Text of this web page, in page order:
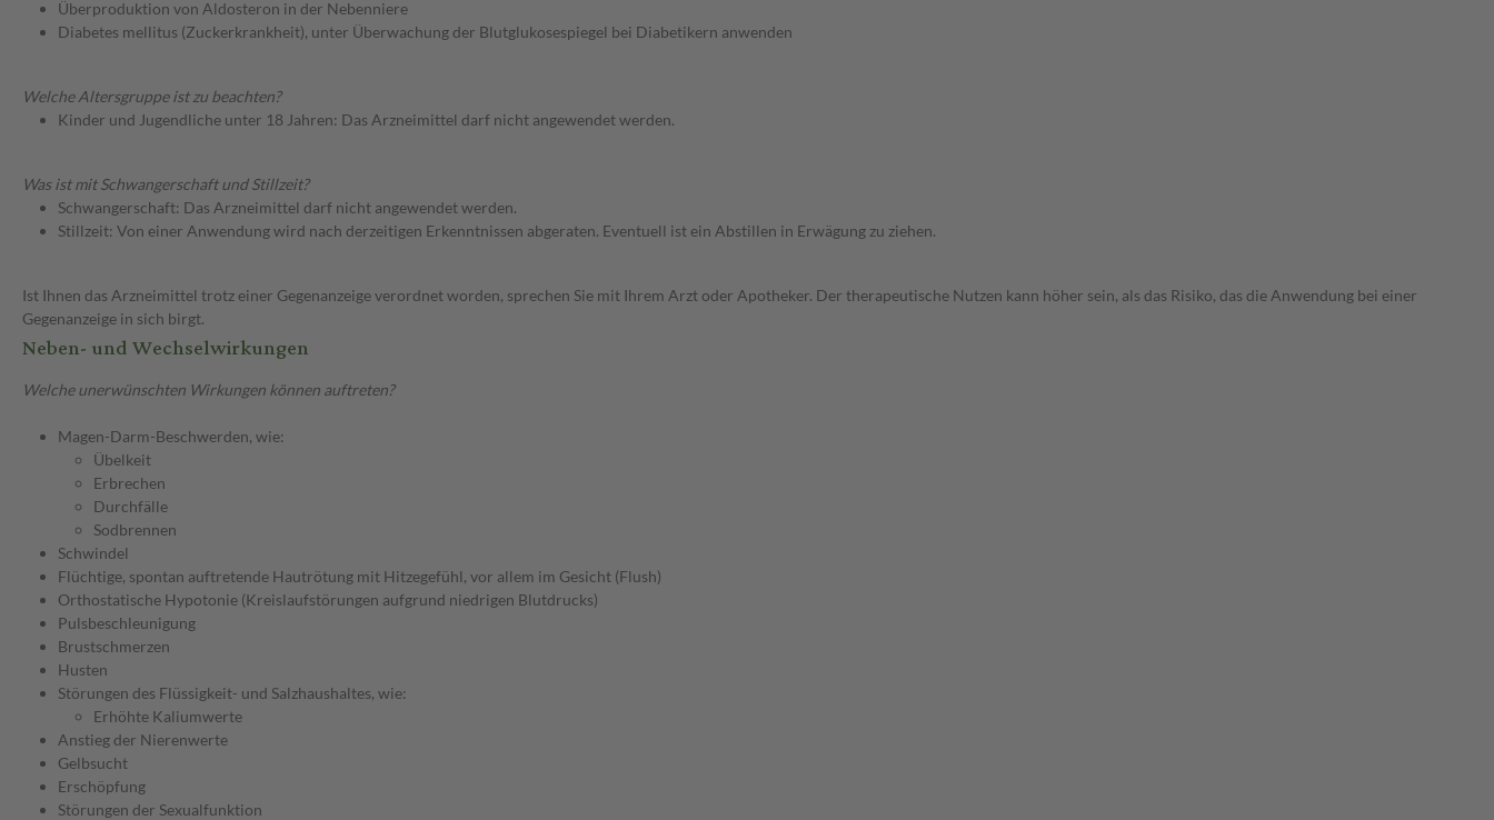
Überproduktion von Aldosteron in der Nebenniere
Diabetes mellitus (Zuckerkrankheit), unter Überwachung der Blutglukosespiegel bei Diabetikern anwenden
Welche Altersgruppe ist zu beachten?
Kinder und Jugendliche unter 18 Jahren: Das Arzneimittel darf nicht angewendet werden.
Was ist mit Schwangerschaft und Stillzeit?
Schwangerschaft: Das Arzneimittel darf nicht angewendet werden.
Stillzeit: Von einer Anwendung wird nach derzeitigen Erkenntnissen abgeraten. Eventuell ist ein Abstillen in Erwägung zu ziehen.
Ist Ihnen das Arzneimittel trotz einer Gegenanzeige verordnet worden, sprechen Sie mit Ihrem Arzt oder Apotheker. Der therapeutische Nutzen kann höher sein, als das Risiko, das die Anwendung bei einer
Gegenanzeige in sich birgt.
Neben- und Wechselwirkungen
Welche unerwünschten Wirkungen können auftreten?
Magen-Darm-Beschwerden, wie:
Übelkeit
Erbrechen
Durchfälle
Sodbrennen
Schwindel
Flüchtige, spontan auftretende Hautrötung mit Hitzegefühl, vor allem im Gesicht (Flush)
Orthostatische Hypotonie (Kreislaufstörungen aufgrund niedrigen Blutdrucks)
Pulsbeschleunigung
Brustschmerzen
Husten
Störungen des Flüssigkeit- und Salzhaushaltes, wie:
Erhöhte Kaliumwerte
Anstieg der Nierenwerte
Gelbsucht
Erschöpfung
Störungen der Sexualfunktion